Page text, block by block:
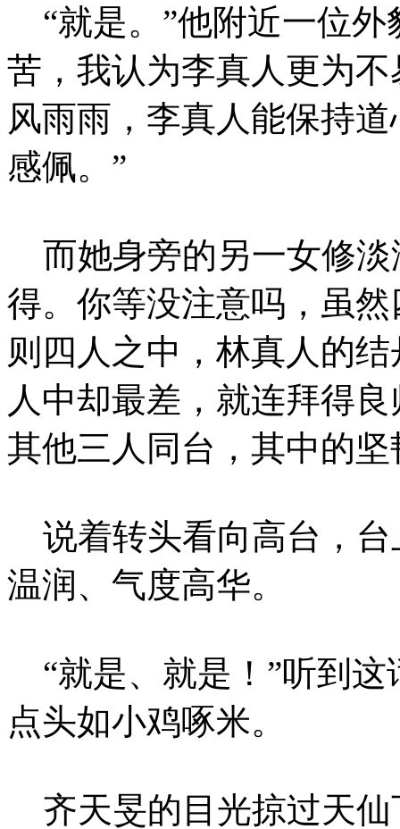
“就是。”他附近一位外
苦，我认为李真人更为
风雨雨，李真人能保持
感佩。”
而她身旁的另一女修淡
得。你等没注意吗，虽
则四人之中，林真人的
人中却最差，就连拜得
其他三人同台，其中的
说着转头看向高台，台
温润、气度高华。
“就是、就是！”听到这
点头如小鸡啄米。
齐天旻的目光掠过天仙